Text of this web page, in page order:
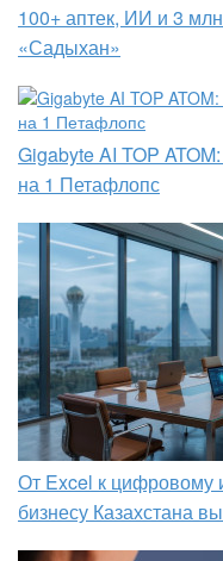
100+ аптек, ИИ и 3
«Садыхан»
Gigabyte AI TOP
на 1 Петафлопс
От Excel к цифровому
бизнесу Казахстана